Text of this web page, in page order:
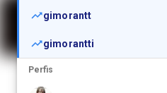
gimorantt
gimorantti
Perfis